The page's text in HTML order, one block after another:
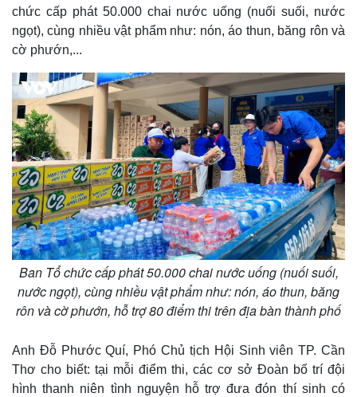
chức cấp phát 50.000 chai nước uống (nuối suối, nước
ngọt), cùng nhiều vật phẩm như: nón, áo thun, băng rôn và
cờ phướn,...
Ban Tổ chức cấp phát 50.000 chai nước uống (nuối suối,
nước ngọt), cùng nhiều vật phẩm như: nón, áo thun, băng
rôn và cờ phướn, hỗ trợ 80 điểm thi trên địa bàn thành phố
Anh Đỗ Phước Quí, Phó Chủ tịch Hội Sinh viên TP. Cần
Thơ cho biết: tại mỗi điểm thi, các cơ sở Đoàn bố trí đội
hình thanh niên tình nguyện hỗ trợ đưa đón thí sinh có